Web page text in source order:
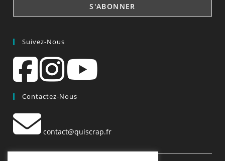
Suivez-Nous
Contactez-Nous
contact@quiscrap.fr